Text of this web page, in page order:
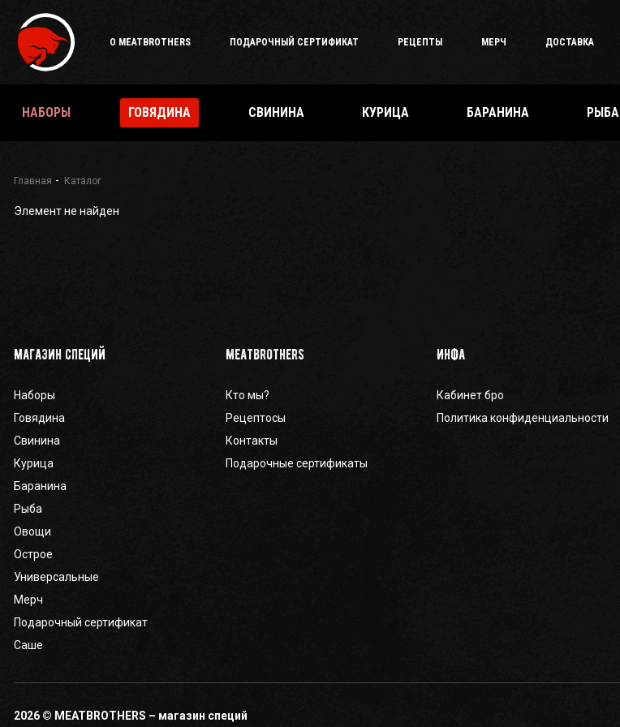
О MEATBROTHERS ПОДАРОЧНЫЙ СЕРТИФИКАТ РЕЦЕПТЫ МЕРЧ ДОСТАВКА
НАБОРЫ ГОВЯДИНА СВИНИНА КУРИЦА БАРАНИНА РЫБА
Главная Каталог
Элемент не найден
Магазин специй
Наборы
Говядина
Свинина
Курица
Баранина
Рыба
Овощи
Острое
Универсальные
Мерч
Подарочный сертификат
Саше
Meatbrothers
Кто мы?
Рецептосы
Контакты
Подарочные сертификаты
Инфа
Кабинет бро
Политика конфиденциальности
2026 © MEATBROTHERS – магазин специй